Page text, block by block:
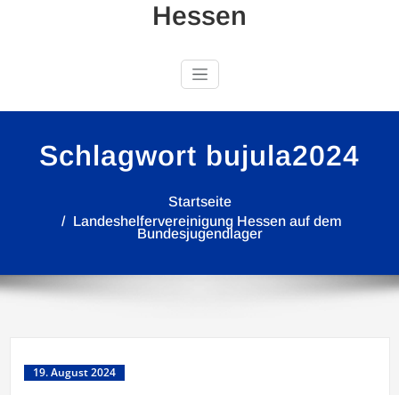
Hessen
Schlagwort bujula2024
Startseite
Landeshelfervereinigung Hessen auf dem
Bundesjugendlager
19. August 2024